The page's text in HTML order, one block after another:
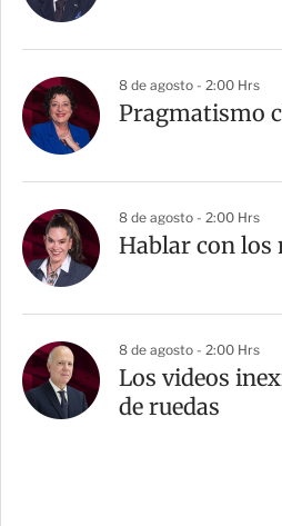
8 de agosto - 2:00 Hrs
Pragmatismo
8 de agosto - 2:00 Hrs
Hablar con los
8 de agosto - 2:00 Hrs
Los videos
de ruedas